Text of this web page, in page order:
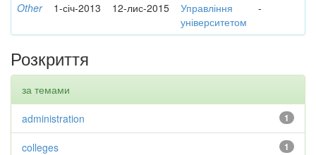
Other 1-січ-2013 12-лис-2015
Управління
університетом
-
Розкриття
за темами
1
administration
1
colleges